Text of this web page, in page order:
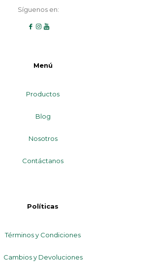
Síguenos en:
Menú
Productos
Blog
Nosotros
Contáctanos
Políticas
Términos y Condiciones
Cambios y Devoluciones